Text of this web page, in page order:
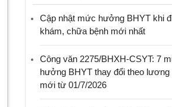
Cập nhật mức hưởng BHYT khi
khám, chữa bệnh mới nhất
Công văn 2275/BHXH-CSYT: 7
hưởng BHYT thay đổi theo
mới từ 01/7/2026